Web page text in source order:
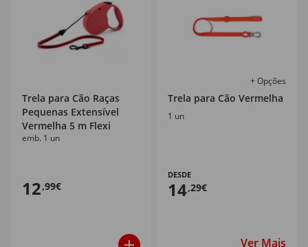
Trela para Cão Raças
Pequenas Extensível
Vermelha 5 m Flexi
emb. 1 un
12,99€
+ Opções
Trela para Cão Vermelha
1 un
DESDE
14,29€
Ver Mais